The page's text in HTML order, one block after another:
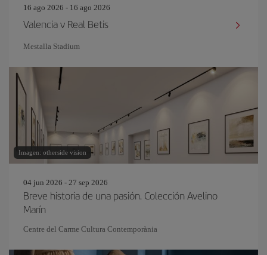
16 ago 2026 - 16 ago 2026
Valencia v Real Betis
Mestalla Stadium
Imagen: otherside vision
04 jun 2026 - 27 sep 2026
Breve historia de una pasión. Colección Avelino
Marín
Centre del Carme Cultura Contemporània